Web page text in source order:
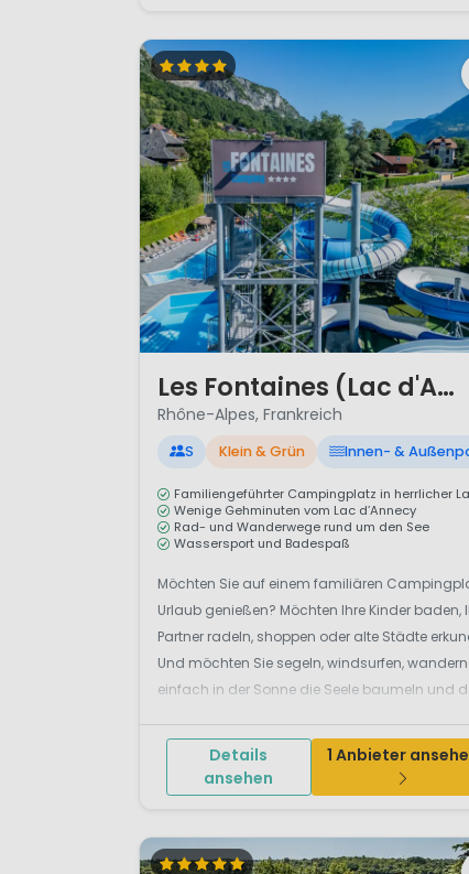
Les Fontaines (Lac d'Annecy)
Rhône-Alpes, Frankreich
S Klein & Grün Innen- &
Familiengeführter Campingplatz in herrlicher
Wenige Gehminuten vom Lac d’Annecy
Rad- und Wanderwege rund um den See
Wassersport und Badespaß
Möchten Sie auf einem familiären
Urlaub genießen? Möchten Ihre Kinder baden,
Partner radeln, shoppen oder alte Städte
Und möchten Sie segeln, windsurfen,
einfach in der Sonne die Seele baumeln und
schweifen lassen? Das alles bekommen Sie
„einen Hut“ am Lac d'A...
Details
ansehen
1 Anbieter